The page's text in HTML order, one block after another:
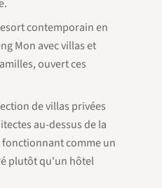
contemporain en
Mon avec villas et
ouvert ces
de villas privées
au-dessus de la
fonctionnant comme un
plutôt qu'un hôtel